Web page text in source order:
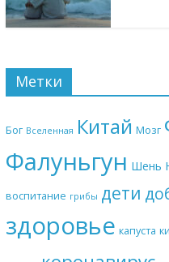
Метки
Бог Вселенная Китай Мозг
Фалуньгун Шень
воспитание грибы дети
здоровье капуста